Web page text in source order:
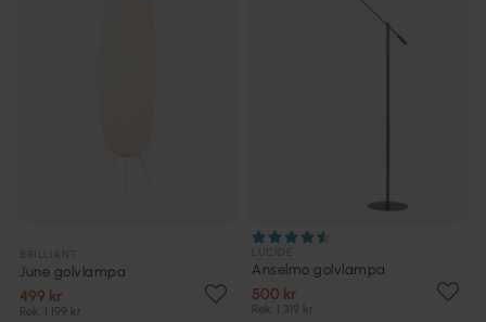
June golvlampa
499 kr
Rek. 1 199 kr
Anselmo golvlampa
500 kr
Rek. 1 319 kr